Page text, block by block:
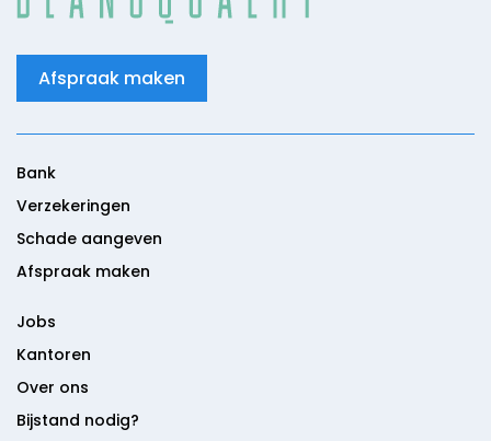
Afspraak maken
Bank
Verzekeringen
Schade aangeven
Afspraak maken
Jobs
Kantoren
Over ons
Bijstand nodig?